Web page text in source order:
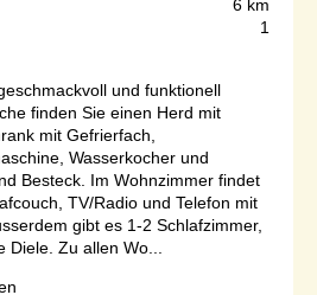
6 km
1
und funktionell
finden Sie einen Herd mit
mit Gefrierfach,
Wasserkocher und
Besteck. Im Wohnzimmer findet
TV/Radio und Telefon mit
gibt es 1-2 Schlafzimmer,
Zu allen Wo...